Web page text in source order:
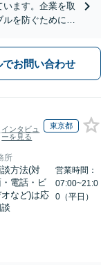
ます。企業を取
ルを防ぐために
でお問い合わせ
インタビュ
ーを見る
東京都
所
方法(対
電話・ビ
など)は応
営業時間：
07:00~21:0
0（平日）